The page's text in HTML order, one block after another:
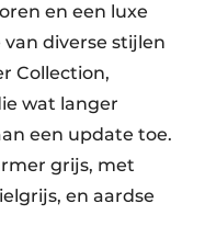
en een luxe
diverse stijlen
Collection,
wat langer
een update toe.
grijs, met
en aardse